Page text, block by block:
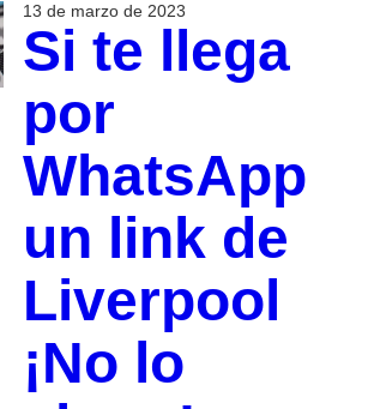
13 de marzo de 2023
Si te llega
por
WhatsApp
un link de
Liverpool
¡No lo